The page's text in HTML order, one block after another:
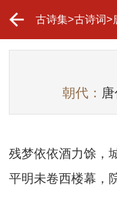
古诗集>古诗词 >
朝代：
残梦依依酒力馀，
平明未卷西楼幕，